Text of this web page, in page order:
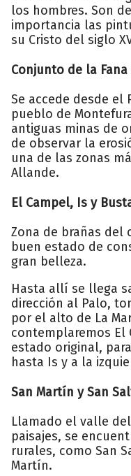
los hombres. Son
importancia las
su Cristo del siglo
Conjunto de la
Se accede desde
pueblo de
antiguas minas de
de observar la
una de las zonas
Allande.
El Campel, Is y
Zona de brañas del
buen estado de
gran belleza.
Hasta allí se llega
dirección al Palo,
por el alto de La
contemplaremos El
estado original,
hasta Is y a la
San Martín y San
Llamado el valle
paisajes, se
rurales, como San
Martín.